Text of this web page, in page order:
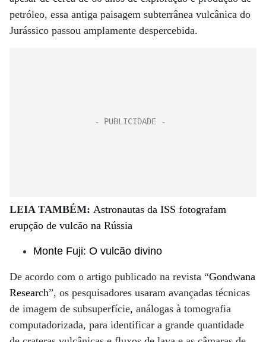
petróleo, essa antiga paisagem subterrânea vulcânica do
Jurássico passou amplamente despercebida.
LEIA TAMBÉM: Astronautas da ISS fotografam
erupção de vulcão na Rússia
Monte Fuji: O vulcão divino
De acordo com o artigo publicado na revista “Gondwana
Research”, os pesquisadores usaram avançadas técnicas
de imagem de subsuperfície, análogas à tomografia
computadorizada, para identificar a grande quantidade